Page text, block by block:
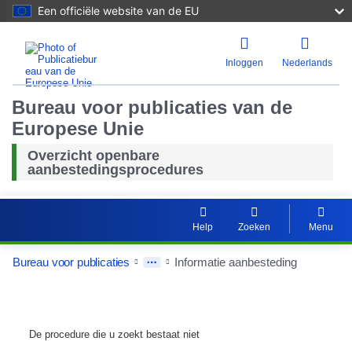
Een officiële website van de EU
Inloggen Nederlands
Bureau voor publicaties van de
Europese Unie
Overzicht openbare
aanbestedingsprocedures
Help Zoeken Menu
Bureau voor publicaties Informatie aanbesteding
De procedure die u zoekt bestaat niet